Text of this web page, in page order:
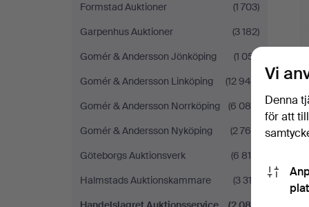
Formstad Auktioner
(1 703)
Garpenhus Auktioner
(3 182)
Gomér & Andersson Jönköping
(1 051)
Gomér & Andersson Linköping
(12 944)
Gomér & Andersson Norrköping
(6 085)
Gomér & Andersson Nyköping
(2 766)
Göteborgs Auktionsverk
(6 818)
Halmstads Auktionskammare
(3 312)
Vi
Denna
för att